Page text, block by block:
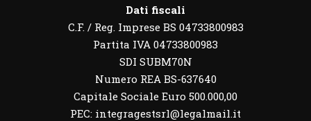
Dati fiscali
C.F. / Reg. Imprese BS 04733800983
Partita IVA 04733800983
SDI SUBM70N
Numero REA BS-637640
Capitale Sociale Euro 500.000,00
PEC: integragestsrl@legalmail.it